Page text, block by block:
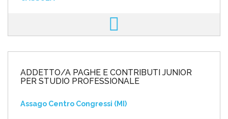
ADDETTO/A PAGHE E CONTRIBUTI JUNIOR
PER STUDIO PROFESSIONALE
Assago Centro Congressi (MI)